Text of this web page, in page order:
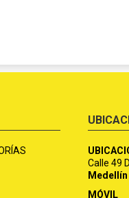
Calle 49
MÓVIL